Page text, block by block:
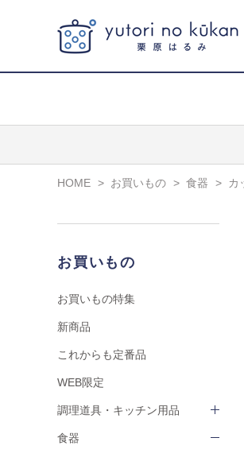
HOME > お買いもの > 食器 > カ
お買いもの
お買いもの特集
新商品
これからも定番品
WEB限定
調理道具・キッチン用品
食器